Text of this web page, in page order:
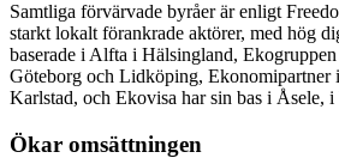
Samtliga förvärvade byråer är enligt
starkt lokalt förankrade aktörer, med hög
baserade i Alfta i Hälsingland,
Göteborg och Lidköping, Ekonomipartner
Karlstad, och Ekovisa har sin bas i Åsele, i
Ökar omsättningen